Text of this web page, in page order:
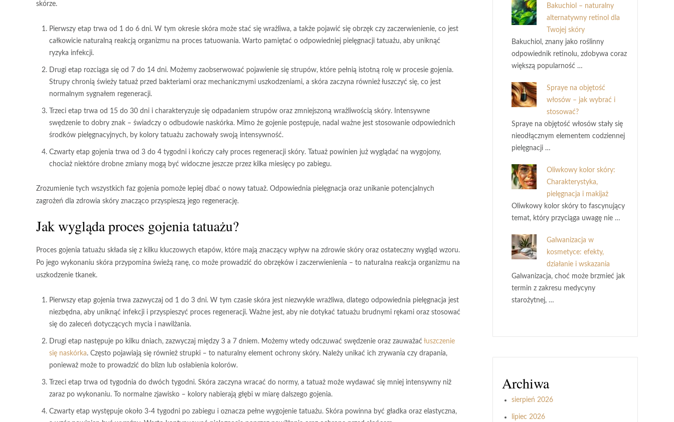
skórze.
Pierwszy etap trwa od 1 do 6 dni. W tym okresie skóra może stać się wrażliwa, a także pojawić się obrzęk czy zaczerwienienie, co jest
całkowicie naturalną reakcją organizmu na proces tatuowania. Warto pamiętać o odpowiedniej pielęgnacji tatuażu, aby uniknąć
ryzyka infekcji.
Drugi etap rozciąga się od 7 do 14 dni. Możemy zaobserwować pojawienie się strupów, które pełnią istotną rolę w procesie gojenia.
Strupy chronią świeży tatuaż przed bakteriami oraz mechanicznymi uszkodzeniami, a skóra zaczyna również łuszczyć się, co jest
normalnym sygnałem regeneracji.
Trzeci etap trwa od 15 do 30 dni i charakteryzuje się odpadaniem strupów oraz zmniejszoną wrażliwością skóry. Intensywne
swędzenie to dobry znak – świadczy o odbudowie naskórka. Mimo że gojenie postępuje, nadal ważne jest stosowanie odpowiednich
środków pielęgnacyjnych, by kolory tatuażu zachowały swoją intensywność.
Czwarty etap gojenia trwa od 3 do 4 tygodni i kończy cały proces regeneracji skóry. Tatuaż powinien już wyglądać na wygojony,
chociaż niektóre drobne zmiany mogą być widoczne jeszcze przez kilka miesięcy po zabiegu.
Zrozumienie tych wszystkich faz gojenia pomoże lepiej dbać o nowy tatuaż. Odpowiednia pielęgnacja oraz unikanie potencjalnych
zagrożeń dla zdrowia skóry znacząco przyspieszą jego regenerację.
Jak wygląda proces gojenia tatuażu?
Proces gojenia tatuażu składa się z kilku kluczowych etapów, które mają znaczący wpływ na zdrowie skóry oraz ostateczny wygląd wzoru.
Po jego wykonaniu skóra przypomina świeżą ranę, co może prowadzić do obrzęków i zaczerwienienia – to naturalna reakcja organizmu na
uszkodzenie tkanek.
Pierwszy etap gojenia trwa zazwyczaj od 1 do 3 dni. W tym czasie skóra jest niezwykle wrażliwa, dlatego odpowiednia pielęgnacja jest
niezbędna, aby uniknąć infekcji i przyspieszyć proces regeneracji. Ważne jest, aby nie dotykać tatuażu brudnymi rękami oraz stosować
się do zaleceń dotyczących mycia i nawilżania.
Drugi etap następuje po kilku dniach, zazwyczaj między 3 a 7 dniem. Możemy wtedy odczuwać swędzenie oraz zauważać łuszczenie
się naskórka. Często pojawiają się również strupki – to naturalny element ochrony skóry. Należy unikać ich zrywania czy drapania,
ponieważ może to prowadzić do blizn lub osłabienia kolorów.
Trzeci etap trwa od tygodnia do dwóch tygodni. Skóra zaczyna wracać do normy, a tatuaż może wydawać się mniej intensywny niż
zaraz po wykonaniu. To normalne zjawisko – kolory nabierają głębi w miarę dalszego gojenia.
Czwarty etap występuje około 3-4 tygodni po zabiegu i oznacza pełne wygojenie tatuażu. Skóra powinna być gładka oraz elastyczna,
Bakuchiol – naturalny
alternatywny retinol dla
Twojej skóry
Bakuchiol, znany jako roślinny
odpowiednik retinolu, zdobywa coraz
większą popularność …
Spraye na objętość
włosów – jak wybrać i
stosować?
Spraye na objętość włosów stały się
nieodłącznym elementem codziennej
pielęgnacji …
Oliwkowy kolor skóry:
Charakterystyka,
pielęgnacja i makijaż
Oliwkowy kolor skóry to fascynujący
temat, który przyciąga uwagę nie …
Galwanizacja w
kosmetyce: efekty,
działanie i wskazania
Galwanizacja, choć może brzmieć jak
termin z zakresu medycyny
starożytnej, …
Archiwa
sierpień 2026
lipiec 2026